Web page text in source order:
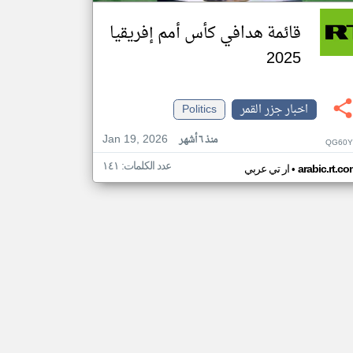
قائمة هدافي كأس أمم إفريقيا
2025
اخبار جزر القمر
Politics
Jan 19, 2026
منذ ٦ أشهر
ار تي عربي• عدد الكلمات: ١٤١